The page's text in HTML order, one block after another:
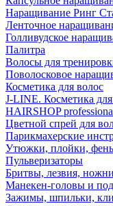
Наращивание Ринг
Ленточное
Голливудское
Палитра
Волосы для
Поволосковое
Косметика для волос
J-LINE. Косметика
HAIRSHOP
Цветной спрей для
Парикмахерские
Утюжки, плойки,
Пульверизаторы
Бритвы, лезвия,
Манекен-головы и
Зажимы, шпильки,